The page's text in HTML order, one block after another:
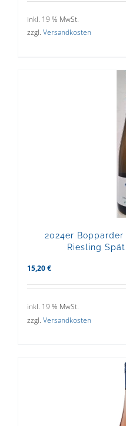
inkl. 19 % MwSt.
zzgl. Versandkosten
2024er Bopparder
Riesling
15,20 €
inkl. 19 % MwSt.
zzgl. Versandkosten